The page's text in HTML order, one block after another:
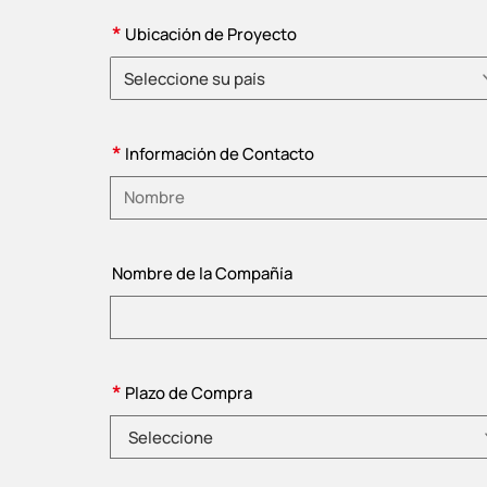
* Ubicación de Proyecto
Seleccione su país
* Información de Contacto
Nombre de la Compañía
* Plazo de Compra